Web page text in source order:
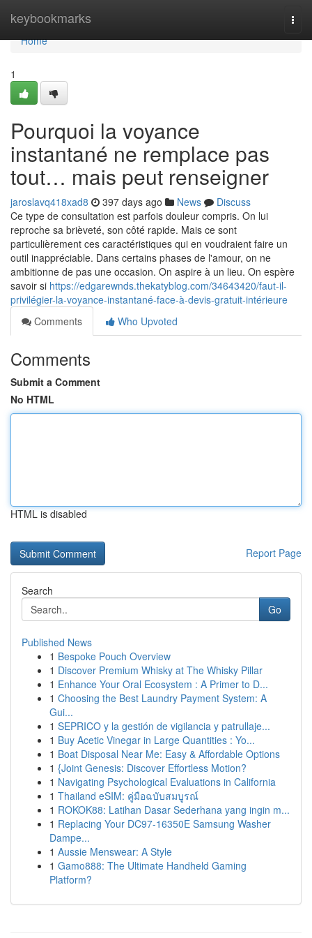
keybookmarks
Home
Home
1
Pourquoi la voyance
instantané ne remplace pas
tout… mais peut renseigner
jaroslavq418xad8 397 days ago News
Discuss
Ce type de consultation est parfois douleur compris. On lui
reproche sa brièveté, son côté rapide. Mais ce sont
particulièrement ces caractéristiques qui en voudraient faire un
outil inappréciable. Dans certains phases de l'amour, on ne
ambitionne de pas une occasion. On aspire à un lieu. On espère
savoir si https://edgarewnds.thekatyblog.com/34643420/faut-il-
privilégier-la-voyance-instantané-face-à-devis-gratuit-intérieure
Comments
Who Upvoted
Comments
Submit a Comment
No HTML
HTML is disabled
Report Page
Search
Go
Published News
1 Bespoke Pouch Overview
1 Discover Premium Whisky at The Whisky Pillar
1 Enhance Your Oral Ecosystem : A Primer to D...
1 Choosing the Best Laundry Payment System: A
Gui...
1 SEPRICO y la gestión de vigilancia y patrullaje...
1 Buy Acetic Vinegar in Large Quantities : Yo...
1 Boat Disposal Near Me: Easy & Affordable Options
1 {Joint Genesis: Discover Effortless Motion?
1 Navigating Psychological Evaluations in California
1 Thailand eSIM: คู่มือฉบับสมบูรณ์
1 ROKOK88: Latihan Dasar Sederhana yang ingin m...
1 Replacing Your DC97-16350E Samsung Washer
Dampe...
1 Aussie Menswear: A Style
1 Gamo888: The Ultimate Handheld Gaming
Platform?